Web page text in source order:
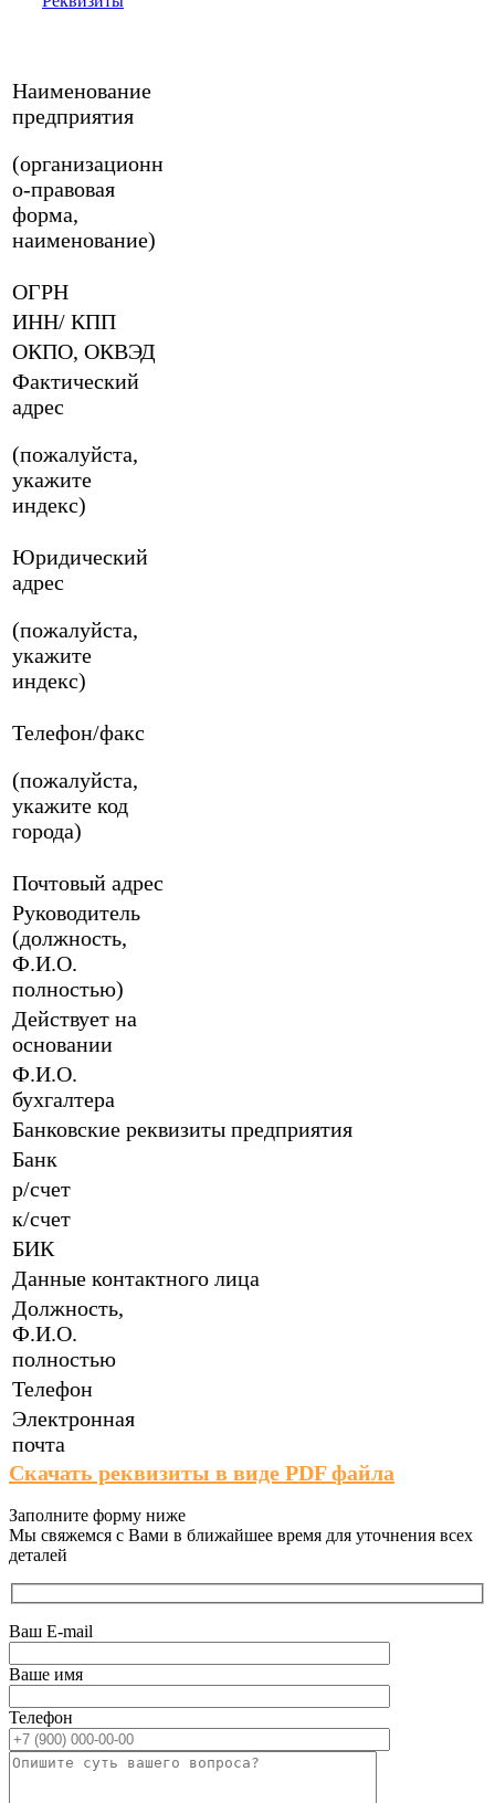
Наименование
предприятия
(организационн
о-правовая
форма,
наименование)
ОГРН
ИНН/ КПП
ОКПО, ОКВЭД
Фактический
адрес
(пожалуйста,
укажите
индекс)
Юридический
адрес
(пожалуйста,
укажите
индекс)
Телефон/факс
(пожалуйста,
укажите код
города)
Почтовый адрес
Руководитель
(должность,
Ф.И.О.
полностью)
Действует на
основании
Ф.И.О.
бухгалтера
Банковские реквизиты предприятия
Банк
р/счет
к/счет
БИК
Данные контактного лица
Должность,
Ф.И.О.
полностью
Телефон
Электронная
почта
Скачать реквизиты в виде PDF файла
Заполните форму ниже
Мы свяжемся с Вами в ближайшее время для уточнения всех
деталей
Ваш E-mail
Ваше имя
Телефон